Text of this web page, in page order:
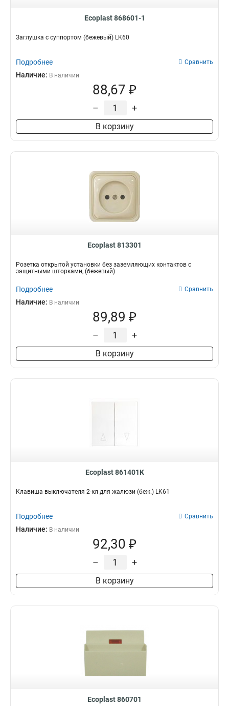
Ecoplast 868601-1
Заглушка с суппортом (бежевый) LK60
Подробнее Сравнить
Наличие: В наличии
88,67 ₽
– +
В корзину
Ecoplast 813301
Розетка открытой установки без заземляющих контактов с
защитными шторками, (бежевый)
Подробнее Сравнить
Наличие: В наличии
89,89 ₽
– +
В корзину
Ecoplast 861401K
Клавиша выключателя 2-кл для жалюзи (беж.) LK61
Подробнее Сравнить
Наличие: В наличии
92,30 ₽
– +
В корзину
Ecoplast 860701